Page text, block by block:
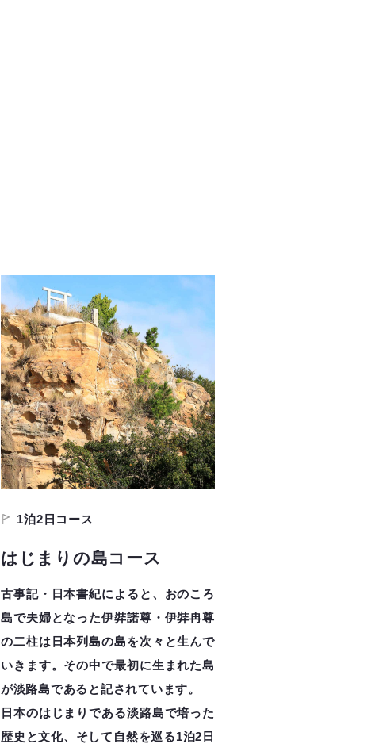
1泊2日コース
はじまりの島コース
古事記・日本書紀によると、おのころ
島で夫婦となった伊弉諾尊・伊弉冉尊
の二柱は日本列島の島を次々と生んで
いきます。その中で最初に生まれた島
が淡路島であると記されています。
日本のはじまりである淡路島で培った
歴史と文化、そして自然を巡る1泊2日